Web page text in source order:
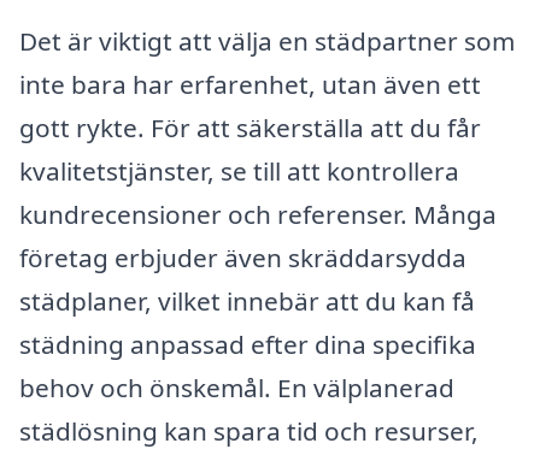
Det är viktigt att välja en städpartner som
inte bara har erfarenhet, utan även ett
gott rykte. För att säkerställa att du får
kvalitetstjänster, se till att kontrollera
kundrecensioner och referenser. Många
företag erbjuder även skräddarsydda
städplaner, vilket innebär att du kan få
städning anpassad efter dina specifika
behov och önskemål. En välplanerad
städlösning kan spara tid och resurser,